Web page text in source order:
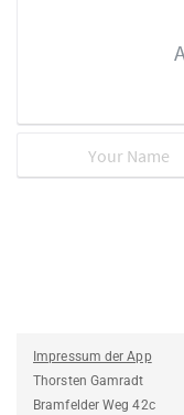
Impressum der App
Thorsten Gamradt
Bramfelder Weg 42c